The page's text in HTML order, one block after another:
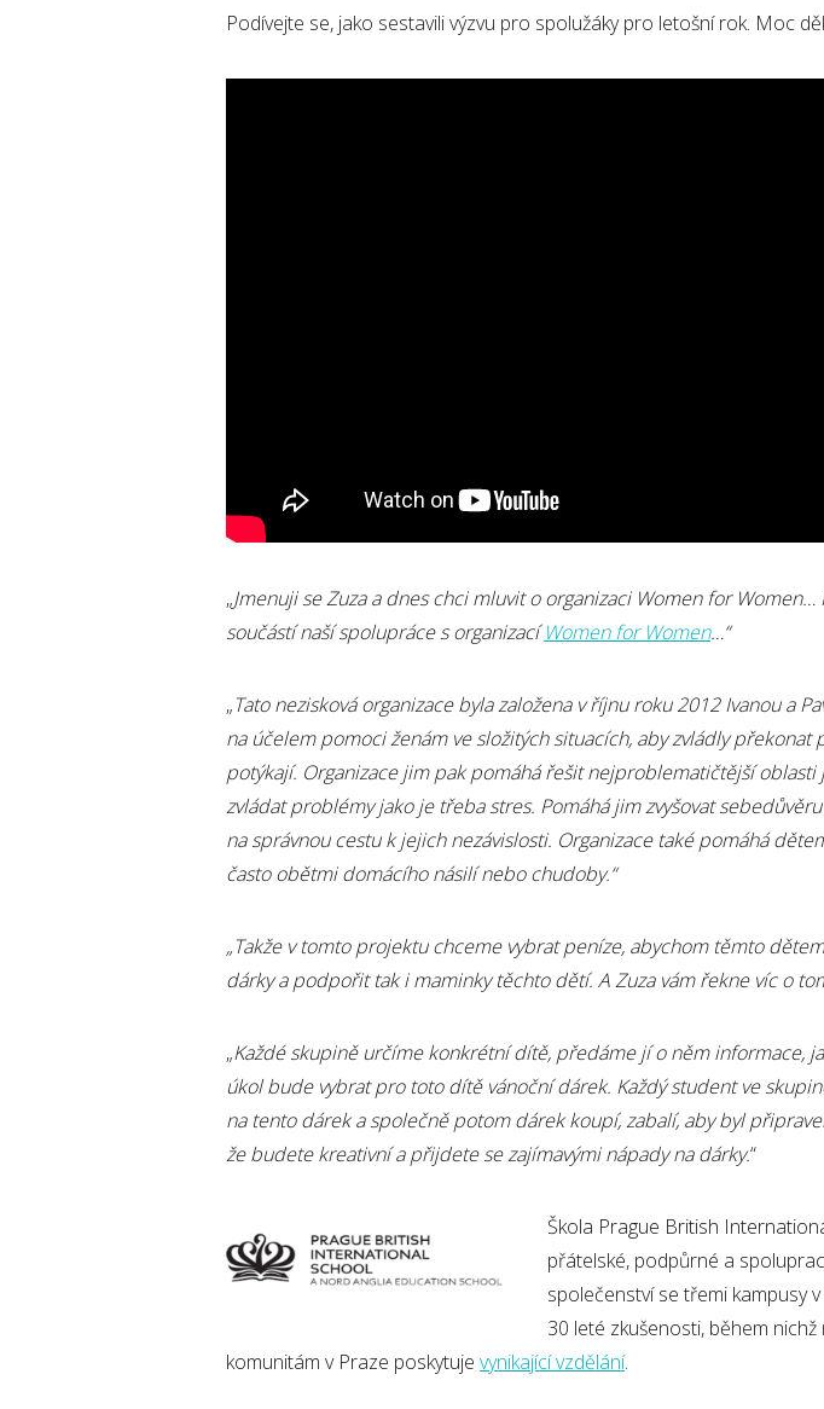
Podívejte se, jako sestavili výzvu pro spolužáky pro letošní rok. Moc
„Jmenuji se Zuza a dnes chci mluvit o organizaci Women for Women…
součástí naší spolupráce s organizacíWomen for Women…“
„Tato nezisková organizace byla založena v říjnu roku 2012 Ivanou a
na účelem pomoci ženám ve složitých situacích, aby zvládly překonat
potýkají. Organizace jim pak pomáhá řešit nejproblematičtější oblasti
zvládat problémy jako je třeba stres. Pomáhá jim zvyšovat
na správnou cestu k jejich nezávislosti. Organizace také pomáhá
často obětmi domácího násilí nebo chudoby.“
„Takže v tomto projektu chceme vybrat peníze, abychom těmto
dárky a podpořit tak i maminky těchto dětí. A Zuza vám řekne víc o
„Každé skupině určíme konkrétní dítě, předáme jí o něm informace,
úkol bude vybrat pro toto dítě vánoční dárek. Každý student ve
na tento dárek a společně potom dárek koupí, zabalí, aby byl
že budete kreativní a přijdete se zajímavými nápady na dárky.“
Škola Prague British
přátelské, podpůrné a
společenství se třemi kampusy
30 leté zkušenosti, během
komunitám v Praze poskytuje vynikající vzdělání.